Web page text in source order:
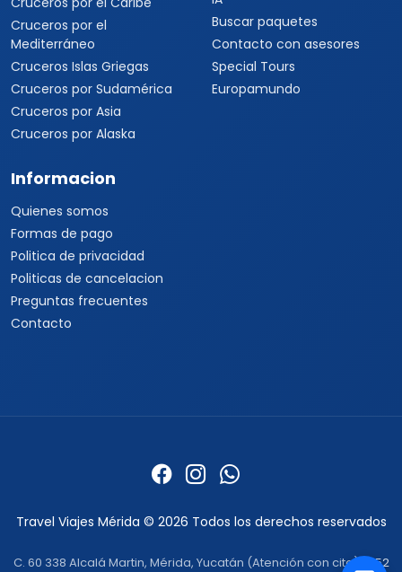
Cruceros por el
Mediterráneo
Cruceros Islas Griegas
Cruceros por Sudamérica
Cruceros por Asia
Cruceros por Alaska
Buscar paquetes
Contacto con asesores
Special Tours
Europamundo
Informacion
Quienes somos
Formas de pago
Politica de privacidad
Politicas de cancelacion
Preguntas frecuentes
Contacto
Travel Viajes Mérida © 2026 Todos los derechos reservados
C. 60 338 Alcalá Martin, Mérida, Yucatán (Atención con cita) ·+52